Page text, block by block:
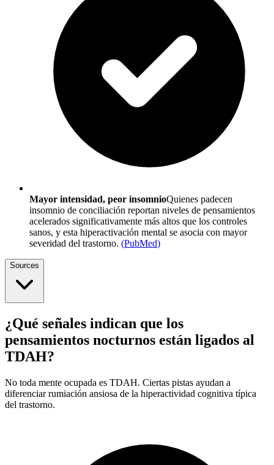
Mayor intensidad, peor insomnioQuienes padecen
insomnio de conciliación reportan niveles de pensamientos
acelerados significativamente más altos que los controles
sanos, y esta hiperactivación mental se asocia con mayor
severidad del trastorno. (PubMed)
Sources
¿Qué señales indican que los
pensamientos nocturnos están ligados al
TDAH?
No toda mente ocupada es TDAH. Ciertas pistas ayudan a
diferenciar rumiación ansiosa de la hiperactividad cognitiva típica
del trastorno.